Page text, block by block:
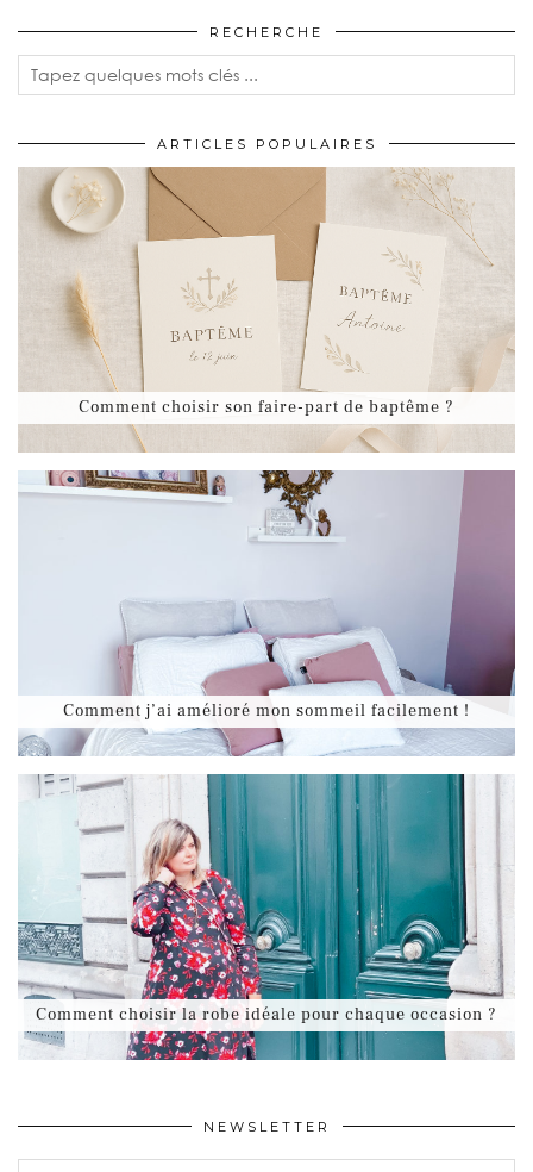
RECHERCHE
ARTICLES POPULAIRES
Comment choisir son faire-part de baptême ?
Comment j’ai amélioré mon sommeil facilement !
Comment choisir la robe idéale pour chaque occasion ?
NEWSLETTER